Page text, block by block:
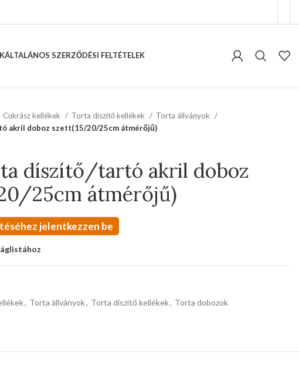
ÁLTALÁNOS SZERZŐDÉSI FELTÉTELEK
Cukrász kellékek Torta díszítő kellékek
Torta állványok
akril doboz szett(15/20/25cm átmérőjű)
díszítő/tartó akril doboz
25cm átmérőjű)
jelentkezzen be
, Torta állványok, Torta díszítő kellékek, Torta dobozok